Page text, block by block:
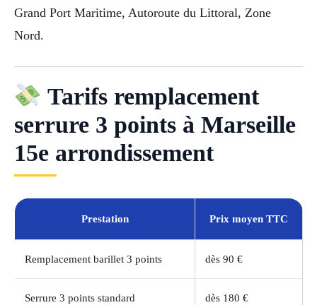
Grand Port Maritime, Autoroute du Littoral, Zone
Nord.
Tarifs remplacement
serrure 3 points à Marseille
15e arrondissement
Prestation Prix moyen TTC
Remplacement barillet 3 points dès 90 €
Serrure 3 points standard dès 180 €